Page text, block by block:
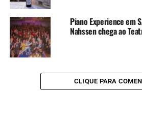
Piano Experience em
Nahssen chega ao
CLIQUE PARA